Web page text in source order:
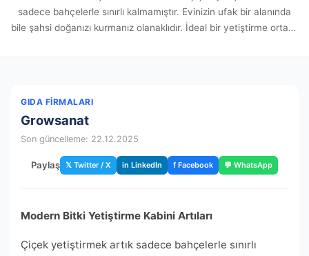
sadece bahçelerle sınırlı kalmamıştır. Evinizin ufak bir alanında
bile şahsi doğanızı kurmanız olanaklıdır. İdeal bir yetiştirme ortamı
GIDA FIRMALARI
Growsanat
Son güncelleme: 22.12.2025
Paylaş 𝕏 Twitter / X in LinkedIn f Facebook 💬 WhatsApp
Modern Bitki Yetiştirme Kabini Artıları
Çiçek yetiştirmek artık sadece bahçelerle sınırlı